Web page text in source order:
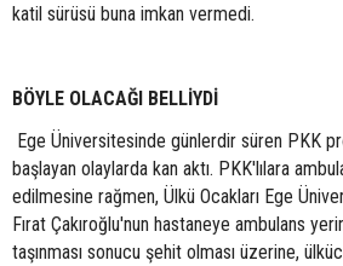
katil sürüsü buna imkan vermedi.
BÖYLE OLACAĞI BELLİYDİ
Ege Üniversitesinde günlerdir süren PKK
başlayan olaylarda kan aktı. PKK'lılara
edilmesine rağmen, Ülkü Ocakları Ege
Fırat Çakıroğlu'nun hastaneye ambulans
taşınması sonucu şehit olması üzerine,